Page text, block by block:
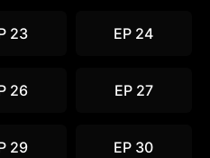
23 EP 24
26 EP 27
29 EP 30